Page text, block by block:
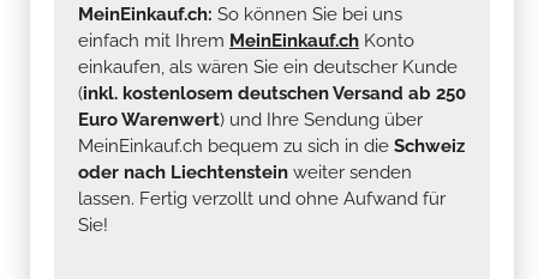
MeinEinkauf.ch: So können Sie bei uns
einfach mit Ihrem MeinEinkauf.ch Konto
einkaufen, als wären Sie ein deutscher Kunde
(inkl. kostenlosem deutschen Versand ab 250
Euro Warenwert) und Ihre Sendung über
MeinEinkauf.ch bequem zu sich in die Schweiz
oder nach Liechtenstein weiter senden
lassen. Fertig verzollt und ohne Aufwand für
Sie!